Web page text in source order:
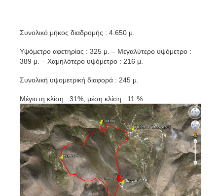
Συνολικό μήκος διαδρομής : 4.650 μ.
Υψόμετρο αφετηρίας : 325 μ. – Μεγαλύτερο υψόμετρο :
389 μ. – Χαμηλότερο υψόμετρο : 216 μ.
Συνολική υψομετρική διαφορά : 245 μ.
Μέγιστη κλίση : 31%, μέση κλίση : 11 %